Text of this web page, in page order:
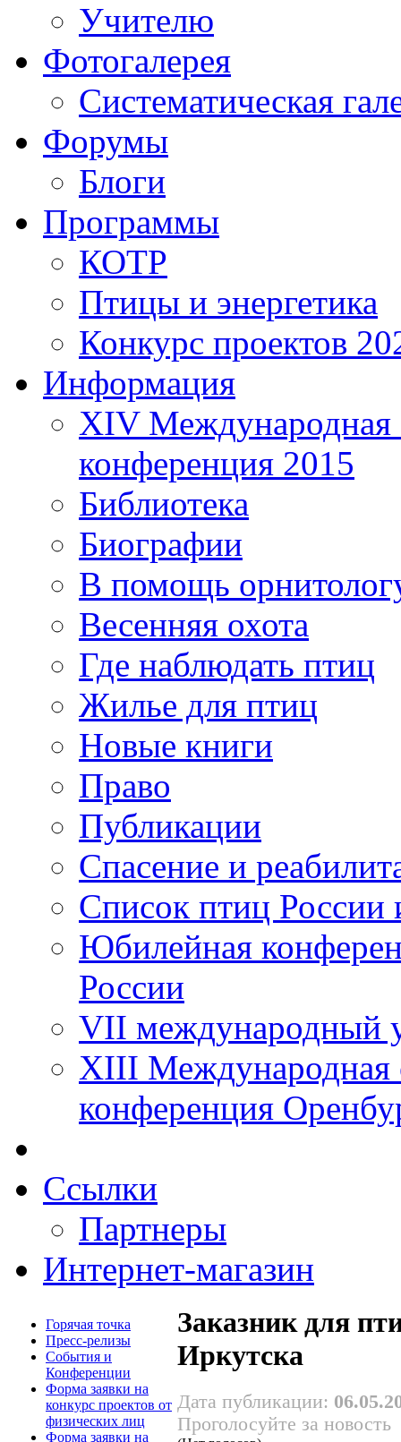
Учителю
Фотогалерея
Систематическая
Форумы
Блоги
Программы
КОТР
Птицы и энергетика
Конкурс проектов
Информация
XIV Международная
конференция 2015
Библиотека
Биографии
В помощь
Весенняя охота
Где наблюдать птиц
Жилье для птиц
Новые книги
Право
Публикации
Спасение и
Список птиц России
Юбилейная
России
VII международный
XIII Международная
конференция
Ссылки
Партнеры
Интернет-магазин
Горячая точка
Пресс-релизы
События и
Конференции
Форма заявки на
конкурс проектов от
физических лиц
Форма заявки на
Заказник для
Иркутска
Дата публикации:
Проголосуйте за новость